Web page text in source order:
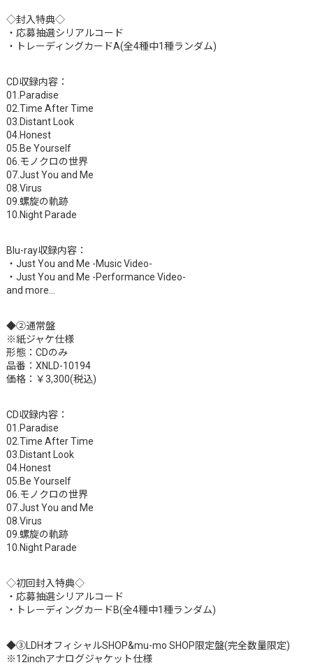
◇封入特典◇
・応募抽選シリアルコード
・トレーディングカードA(全4種中1種ランダム)
CD収録内容：
01.Paradise
02.Time After Time
03.Distant Look
04.Honest
05.Be Yourself
06.モノクロの世界
07.Just You and Me
08.Virus
09.螺旋の軌跡
10.Night Parade
Blu-ray収録内容：
・Just You and Me -Music Video-
・Just You and Me -Performance Video-
and more…
◆②通常盤
※紙ジャケ仕様
形態：CDのみ
品番：XNLD-10194
価格：￥3,300(税込)
CD収録内容：
01.Paradise
02.Time After Time
03.Distant Look
04.Honest
05.Be Yourself
06.モノクロの世界
07.Just You and Me
08.Virus
09.螺旋の軌跡
10.Night Parade
◇初回封入特典◇
・応募抽選シリアルコード
・トレーディングカードB(全4種中1種ランダム)
◆③LDHオフィシャルSHOP&mu-mo SHOP限定盤(完全数量限定)
※12inchアナログジャケット仕様